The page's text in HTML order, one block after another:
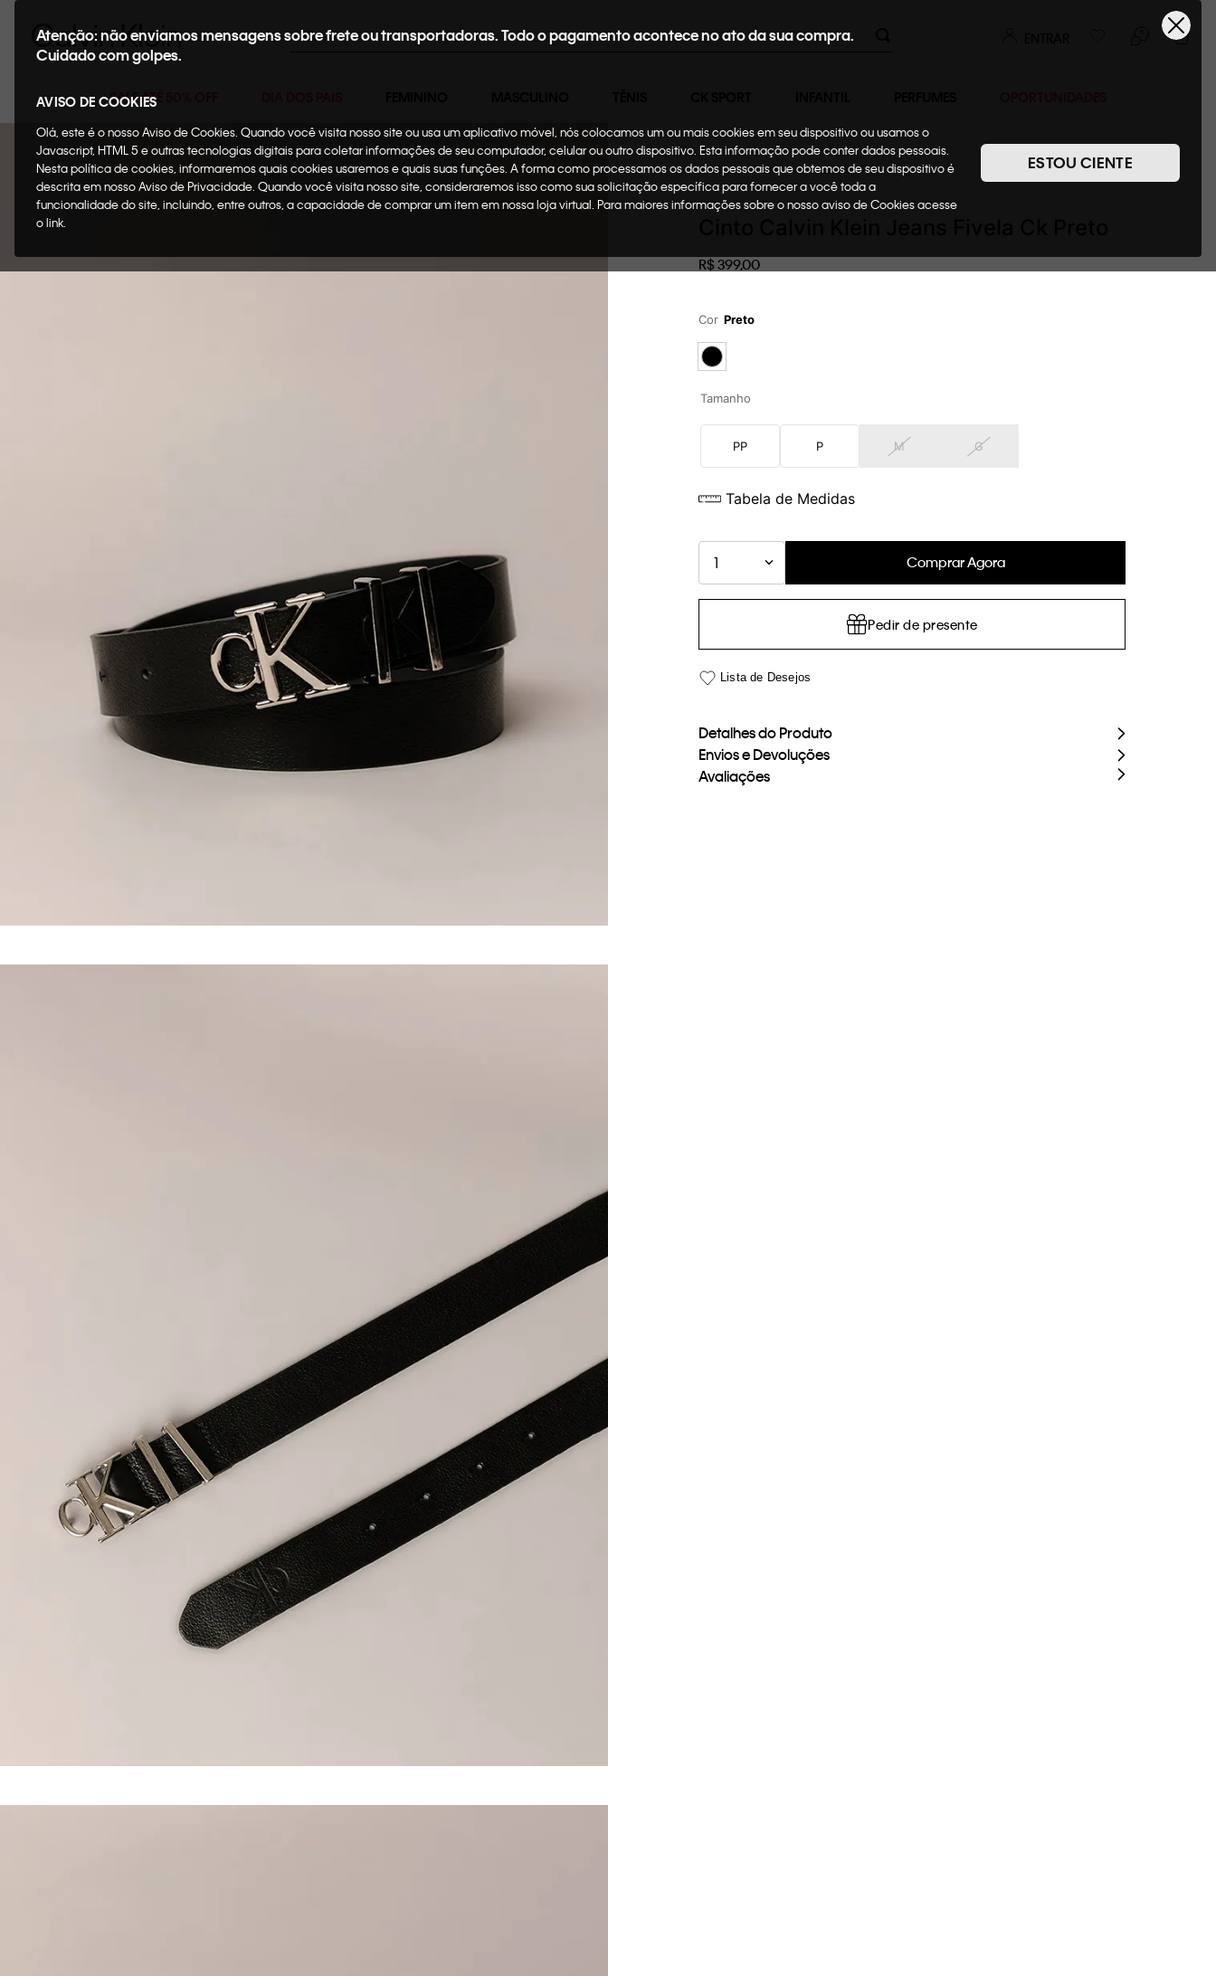
Buscar
SALE ATÉ 50% OFF
Atenção: não enviamos mensagens sobre frete ou transportadoras. Todo o pagamento acontece no ato da sua compra.
Cuidado com golpes.
AVISO DE COOKIES
Olá, este é o nosso Aviso de Cookies. Quando você visita nosso site ou usa um aplicativo móvel, nós colocamos um ou mais cookies em seu dispositivo ou usamos o
Javascript, HTML 5 e outras tecnologias digitais para coletar informações de seu computador, celular ou outro dispositivo. Esta informação pode conter dados pessoais.
Nesta política de cookies, informaremos quais cookies usaremos e quais suas funções. A forma como processamos os dados pessoais que obtemos de seu dispositivo é
descrita em nosso Aviso de Privacidade. Quando você visita nosso site, consideraremos isso como sua solicitação específica para fornecer a você toda a
funcionalidade do site, incluindo, entre outros, a capacidade de comprar um item em nossa loja virtual. Para maiores informações sobre o nosso aviso de Cookies acesse
o link.
ESTOU CIENTE
Feminino Acessórios Cintos
R$ 399,00
Cor Preto
Tamanho
PP P M G
Tabela de Medidas
1 Comprar Agora
Pedir de presente
Detalhes do Produto
Envios e Devoluções
Avaliações